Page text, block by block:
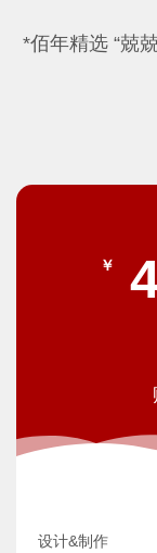
*佰年精选 “兢
￥
设计&制作